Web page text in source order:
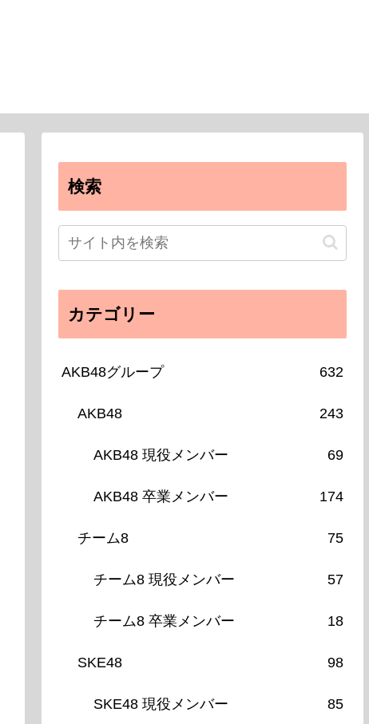
検索
カテゴリー
AKB48グループ 632
AKB48 243
AKB48 現役メンバー 69
AKB48 卒業メンバー 174
チーム8 75
チーム8 現役メンバー 57
チーム8 卒業メンバー 18
SKE48 98
SKE48 現役メンバー 85